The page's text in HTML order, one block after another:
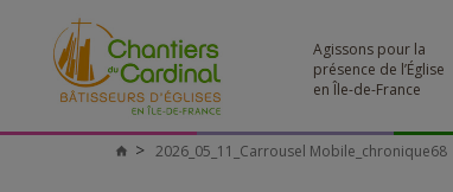
Agissons pour la
présence de l’Église
en Île-de-France
Chantiers
2026_05_11_Carrousel Mobile_chronique68